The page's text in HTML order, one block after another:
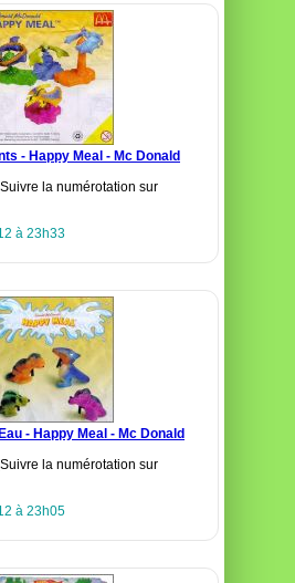
- Happy Meal - Mc Donald
la numérotation sur
à 23h33
- Happy Meal - Mc Donald
la numérotation sur
à 23h05